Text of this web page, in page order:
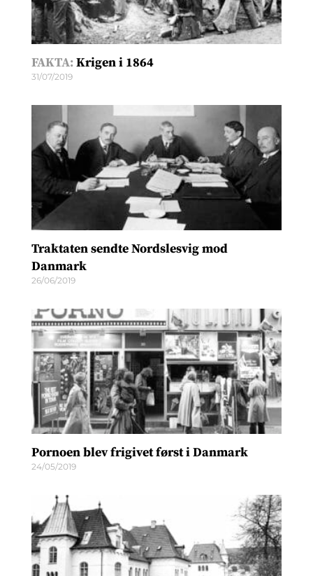
FAKTA:Krigen i 1864
31/07/2019
Traktaten sendte Nordslesvig mod
Danmark
26/06/2019
Pornoen blev frigivet først i Danmark
24/05/2019